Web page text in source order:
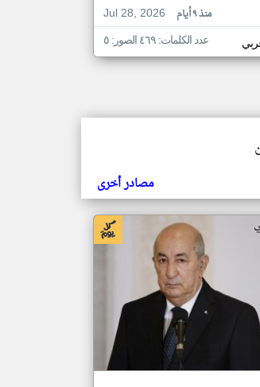
Jul 28, 2026
منذ ٩ أيام
عدد الكلمات: ٤٦٩ الصور: ٥
مصادر أخرى